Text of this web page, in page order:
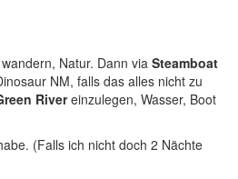
Natur. Dann via Steamboat
NM, falls das alles nicht zu
Rivereinzulegen, Wasser, Boot
(Falls ich nicht doch 2 Nächte